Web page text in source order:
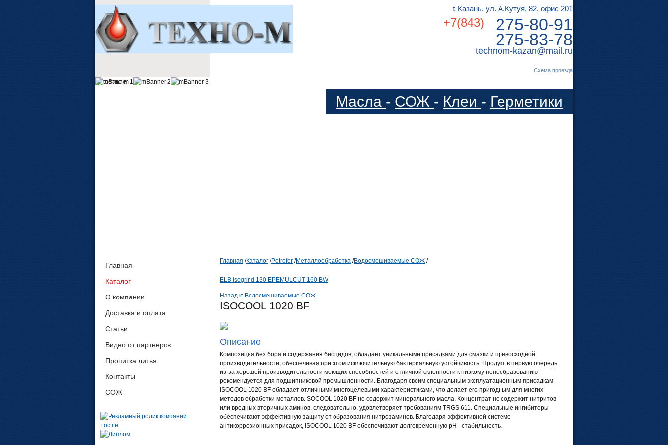
г. Казань, ул. А.Кутуя, 82, офис 201
+7(843) 275-80-91
275-83-78
technom-kazan@mail.ru
Cхема проезда
Масла - СОЖ - Клеи - Герметики
Главная
Каталог
О компании
Доставка и оплата
Статьи
Видео от партнеров
Пропитка литья
Контакты
СОЖ
Главная /Каталог /Petrofer /Металлообработка /Водосмешиваемые СОЖ /
ELB Isogrind 130 EPEMULCUT 160 BW
Назад к: Водосмешиваемые СОЖ
ISOCOOL 1020 BF
Описание
Композиция без бора и содержания биоцидов, обладает уникальными присадками для смазки и превосходной
производительности, обеспечивая при этом исключительную бактериальную устойчивость. Продукт в первую очередь
из-за хорошей производительности моющих способностей и отличной склонности к низкому пенообразованию
рекомендуется для подшипниковой промышленности. Благодаря своим специальным эксплуатационным присадкам
ISOCOOL 1020 BF обладает отличными многоцелевыми характеристиками, что делает его пригодным для многих
методов обработки металлов. SOCOOL 1020 BF не содержит минерального масла. Концентрат не содержит нитритов
или вредных вторичных аминов, следовательно, удовлетворяет требованиям TRGS 611. Специальные ингибиторы
обеспечивают эффективную защиту от образования нитрозаминов. Благодаря эффективной системе
антикоррозионных присадок, ISOCOOL 1020 BF обеспечивают долговременную рН - стабильность.